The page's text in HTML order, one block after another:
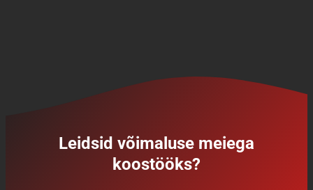
Leidsid võimaluse meiega
koostööks?